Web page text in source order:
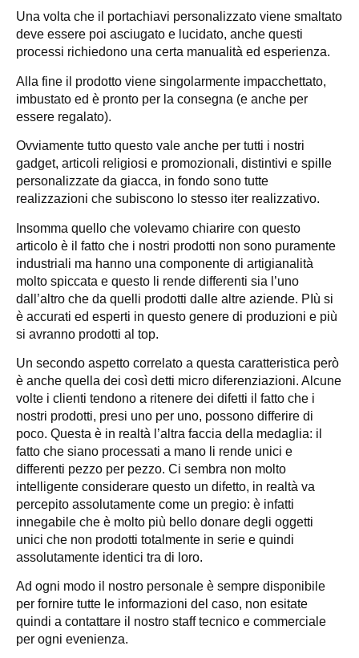
Una volta che il portachiavi personalizzato viene smaltato
deve essere poi asciugato e lucidato, anche questi
processi richiedono una certa manualità ed esperienza.
Alla fine il prodotto viene singolarmente impacchettato,
imbustato ed è pronto per la consegna (e anche per
essere regalato).
Ovviamente tutto questo vale anche per tutti i nostri
gadget, articoli religiosi e promozionali, distintivi e spille
personalizzate da giacca, in fondo sono tutte
realizzazioni che subiscono lo stesso iter realizzativo.
Insomma quello che volevamo chiarire con questo
articolo è il fatto che i nostri prodotti non sono puramente
industriali ma hanno una componente di artigianalità
molto spiccata e questo li rende differenti sia l’uno
dall’altro che da quelli prodotti dalle altre aziende. PIù si
è accurati ed esperti in questo genere di produzioni e più
si avranno prodotti al top.
Un secondo aspetto correlato a questa caratteristica però
è anche quella dei così detti micro diferenziazioni. Alcune
volte i clienti tendono a ritenere dei difetti il fatto che i
nostri prodotti, presi uno per uno, possono differire di
poco. Questa è in realtà l’altra faccia della medaglia: il
fatto che siano processati a mano li rende unici e
differenti pezzo per pezzo. Ci sembra non molto
intelligente considerare questo un difetto, in realtà va
percepito assolutamente come un pregio: è infatti
innegabile che è molto più bello donare degli oggetti
unici che non prodotti totalmente in serie e quindi
assolutamente identici tra di loro.
Ad ogni modo il nostro personale è sempre disponibile
per fornire tutte le informazioni del caso, non esitate
quindi a contattare il nostro staff tecnico e commerciale
per ogni evenienza.